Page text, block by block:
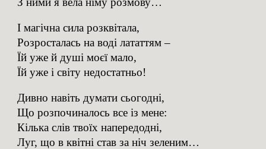
І магічна сила розквітала,
Розросталась на воді лататтям –
Їй уже й душі моєї мало,
Їй уже і світу недостатньо!
Дивно навіть думати сьогодні,
Що розпочиналось все із мене:
Кілька слів твоїх напередодні,
Луг, що в квітні став за ніч зеленим…